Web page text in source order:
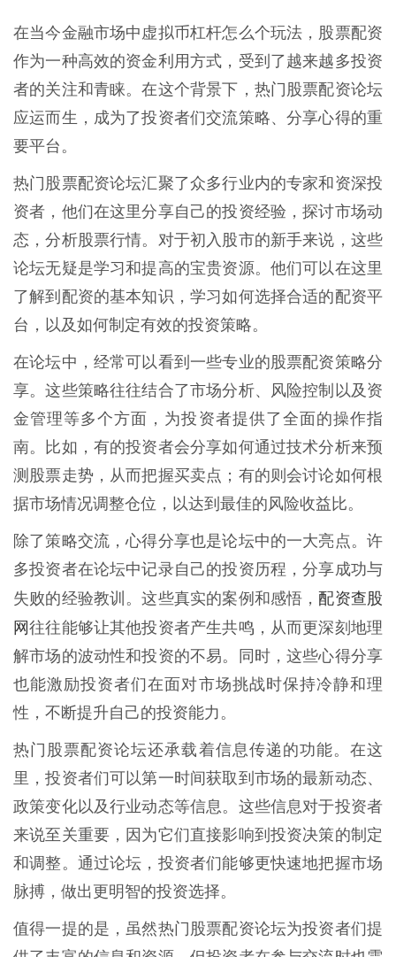
在当今金融市场中虚拟币杠杆怎么个玩法，股票配资
作为一种高效的资金利用方式，受到了越来越多投资
者的关注和青睐。在这个背景下，热门股票配资论坛
应运而生，成为了投资者们交流策略、分享心得的重
要平台。
热门股票配资论坛汇聚了众多行业内的专家和资深投
资者，他们在这里分享自己的投资经验，探讨市场动
态，分析股票行情。对于初入股市的新手来说，这些
论坛无疑是学习和提高的宝贵资源。他们可以在这里
了解到配资的基本知识，学习如何选择合适的配资平
台，以及如何制定有效的投资策略。
在论坛中，经常可以看到一些专业的股票配资策略分
享。这些策略往往结合了市场分析、风险控制以及资
金管理等多个方面，为投资者提供了全面的操作指
南。比如，有的投资者会分享如何通过技术分析来预
测股票走势，从而把握买卖点；有的则会讨论如何根
据市场情况调整仓位，以达到最佳的风险收益比。
除了策略交流，心得分享也是论坛中的一大亮点。许
多投资者在论坛中记录自己的投资历程，分享成功与
失败的经验教训。这些真实的案例和感悟， 配资查股
网往往能够让其他投资者产生共鸣，从而更深刻地理
解市场的波动性和投资的不易。同时，这些心得分享
也能激励投资者们在面对市场挑战时保持冷静和理
性，不断提升自己的投资能力。
热门股票配资论坛还承载着信息传递的功能。在这
里，投资者们可以第一时间获取到市场的最新动态、
政策变化以及行业动态等信息。这些信息对于投资者
来说至关重要，因为它们直接影响到投资决策的制定
和调整。通过论坛，投资者们能够更快速地把握市场
脉搏，做出更明智的投资选择。
值得一提的是，虽然热门股票配资论坛为投资者们提